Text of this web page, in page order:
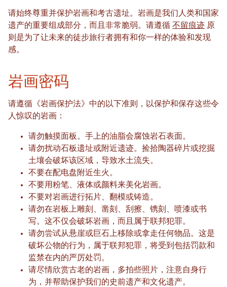
请始终尊重并保护岩画和考古遗址。岩画是我们人类和国家
遗产的重要组成部分，而且非常脆弱。请遵循 不留痕迹 原
则是为了让未来的徒步旅行者拥有和你一样的体验和发现
感。
岩画密码
请遵循《岩画保护法》中的以下准则，以保护和保存这些令
人惊叹的岩画：
请勿触摸面板。手上的油脂会腐蚀岩石表面。
请勿扰动石板遗址或附近遗迹。捡拾陶器碎片或挖掘
土壤会破坏该区域，导致水土流失。
不要在配电盘附近生火。
不要用粉笔、液体或颜料来美化岩画。
不要对岩画进行拓片、翻模或铸造。
请勿在岩板上雕刻、凿刻、刮擦、镌刻、喷漆或书
写。这不仅会破坏岩画，而且属于联邦犯罪。
请勿尝试从悬崖或巨石上移除或拿走任何物品。这是
破坏公物的行为，属于联邦犯罪，将受到包括罚款和
监禁在内的严厉处罚。
请尽情欣赏古老的岩画，多拍些照片，注意自身行
为，并帮助保护我们的史前遗产和文化遗产。